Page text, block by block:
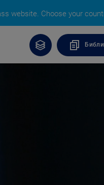
website. Choose your